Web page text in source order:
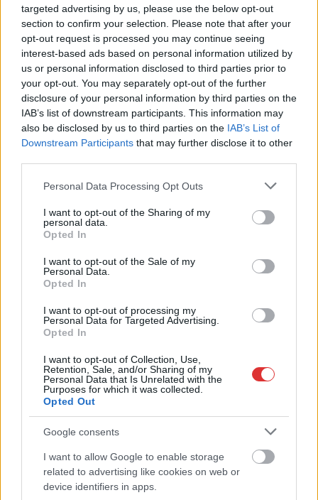
targeted advertising by us, please use the below opt-out
section to confirm your selection. Please note that after your
opt-out request is processed you may continue seeing
interest-based ads based on personal information utilized by
us or personal information disclosed to third parties prior to
your opt-out. You may separately opt-out of the further
disclosure of your personal information by third parties on the
IAB’s list of downstream participants. This information may
also be disclosed by us to third parties on the IAB’s List of
Downstream Participants that may further disclose it to other
Please note that this website/app uses one or more Google
not limited to your visit or usage behaviour. You may click to
grant or deny consent to Google and its third-party tags to
use your data for below specified purposes in below Google
consent section.
Personal Data Processing Opt Outs
I want to opt-out of the Sharing of my
personal data.
Opted In
I want to opt-out of the Sale of my
Personal Data.
Opted In
I want to opt-out of processing my
Personal Data for Targeted Advertising.
Opted In
I want to opt-out of Collection, Use,
Retention, Sale, and/or Sharing of my
Personal Data that Is Unrelated with the
Purposes for which it was collected.
Opted Out
Google consents
I want to allow Google to enable storage
related to advertising like cookies on web or
device identifiers in apps.
JNSZ megyei hírek forróság,hőség,hőségriasztás,ivóvíz,liter
pazarlás,tiszamenti regionális vízművek,trv,víz
Ismét egy látványos csőtörés Szolnokon
(VIDEÓVAL)
2026.07.28. Kiss Lajos
Az úgymond
„megszokott” helyek
egyikén tört el a vízcső
Szolnokon, nem kevés
ott lakóknak és az arra
TOVÁBB OLVASOM
látványos,meghibásodás,rendszer,Szolnok,víz
Látogatóközpont és vízi sétány épül a cibakházi
holtágnál
2026.07.18. szol24.hu
Modern
szabadidőparkkal és
egy többfunkciós
látogatóközponttal